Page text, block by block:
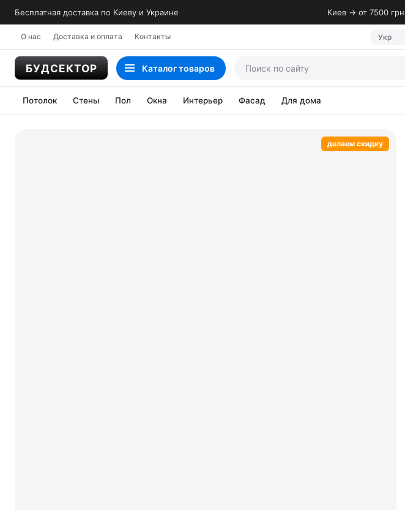
Бесплатная доставка по Киеву и Украине Киев → от 7500 грн
О нас Доставка и оплата Контакты Укр
Каталогтоваров
Потолок Стены Пол Окна Интерьер Фасад Для дома
делаем скидку